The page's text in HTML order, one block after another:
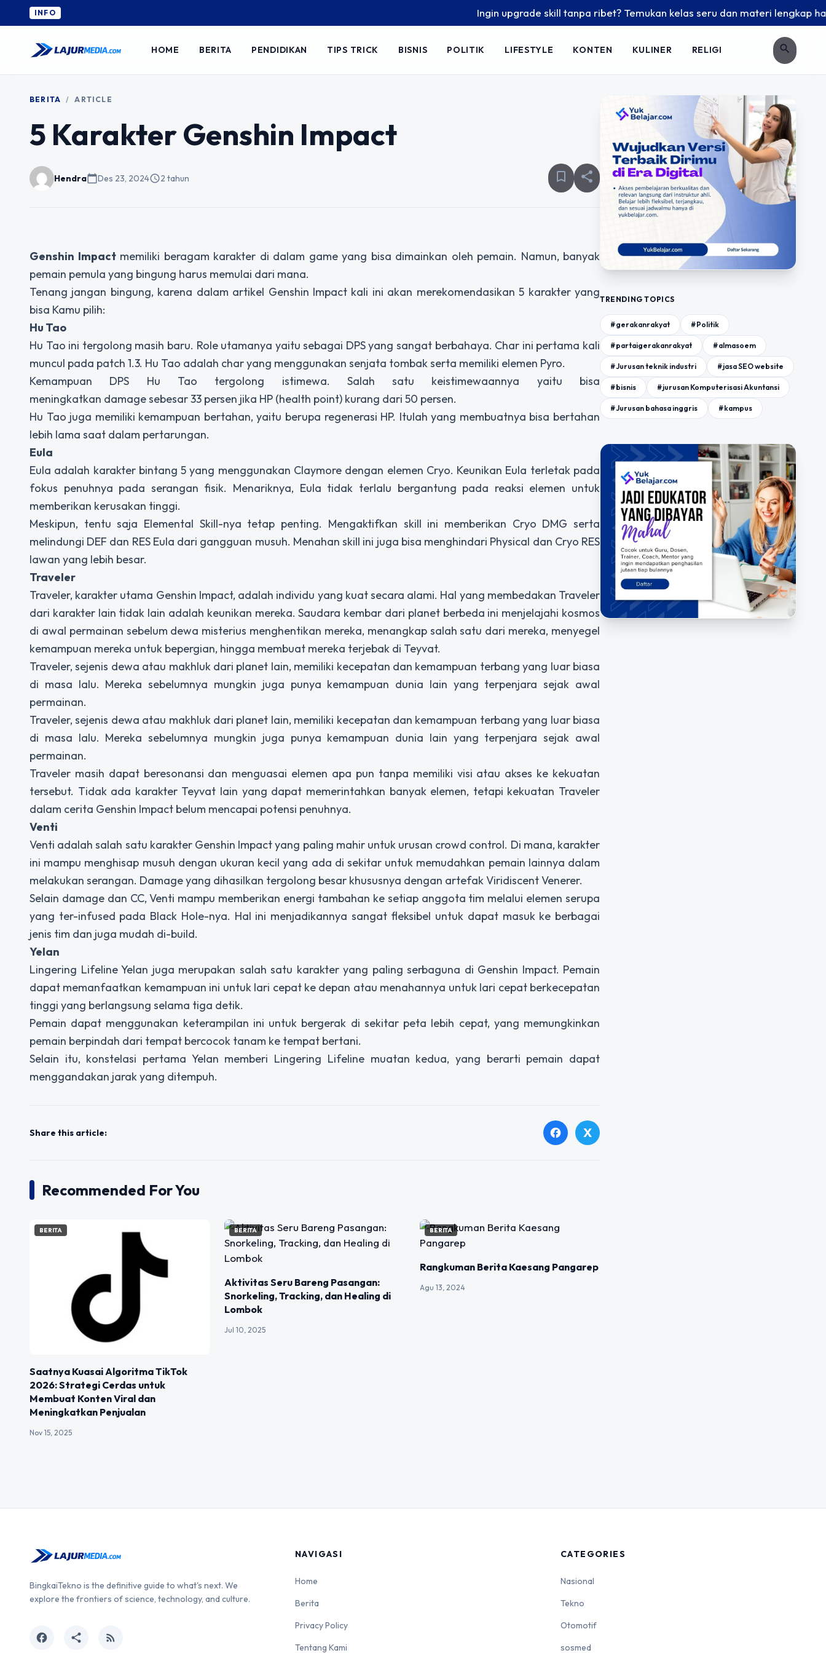
INFO Ingin upgrade skill tanpa ribet? Temukan kelas seru dan materi lengkap hanya
HOME BERITA PENDIDIKAN TIPS TRICK BISNIS POLITIK LIFESTYLE KONTEN KULINER RELIGI search
BERITA / ARTICLE
5 Karakter Genshin Impact
Hendracalendar_todayDes 23, 2024schedule2 tahun bookmark_border share
Genshin Impactmemiliki beragam karakter di dalam game yang bisa dimainkan oleh pemain. Namun, banyak
pemain pemula yang bingung harus memulai dari mana.
Tenang jangan bingung, karena dalam artikel Genshin Impact kali ini akan merekomendasikan 5 karakter yang
bisa Kamu pilih:
Hu Tao
Hu Tao ini tergolong masih baru. Role utamanya yaitu sebagai DPS yang sangat berbahaya. Char ini pertama kali
muncul pada patch 1.3. Hu Tao adalah char yang menggunakan senjata tombak serta memiliki elemen Pyro.
Kemampuan DPS Hu Tao tergolong istimewa. Salah satu keistimewaannya yaitu bisa
meningkatkan damage sebesar 33 persen jika HP (health point) kurang dari 50 persen.
Hu Tao juga memiliki kemampuan bertahan, yaitu berupa regenerasi HP. Itulah yang membuatnya bisa bertahan
lebih lama saat dalam pertarungan.
Eula
Eula adalah karakter bintang 5 yang menggunakan Claymore dengan elemen Cryo. Keunikan Eula terletak pada
fokus penuhnya pada serangan fisik. Menariknya, Eula tidak terlalu bergantung pada reaksi elemen untuk
memberikan kerusakan tinggi.
Meskipun, tentu saja Elemental Skill-nya tetap penting. Mengaktifkan skill ini memberikan Cryo DMG serta
melindungi DEF dan RES Eula dari gangguan musuh. Menahan skill ini juga bisa menghindari Physical dan Cryo RES
lawan yang lebih besar.
Traveler
Traveler, karakter utama Genshin Impact, adalah individu yang kuat secara alami. Hal yang membedakan Traveler
dari karakter lain tidak lain adalah keunikan mereka. Saudara kembar dari planet berbeda ini menjelajahi kosmos
di awal permainan sebelum dewa misterius menghentikan mereka, menangkap salah satu dari mereka, menyegel
kemampuan mereka untuk bepergian, hingga membuat mereka terjebak di Teyvat.
Traveler, sejenis dewa atau makhluk dari planet lain, memiliki kecepatan dan kemampuan terbang yang luar biasa
di masa lalu. Mereka sebelumnya mungkin juga punya kemampuan dunia lain yang terpenjara sejak awal
permainan.
Traveler, sejenis dewa atau makhluk dari planet lain, memiliki kecepatan dan kemampuan terbang yang luar biasa
di masa lalu. Mereka sebelumnya mungkin juga punya kemampuan dunia lain yang terpenjara sejak awal
permainan.
Traveler masih dapat beresonansi dan menguasai elemen apa pun tanpa memiliki visi atau akses ke kekuatan
tersebut. Tidak ada karakter Teyvat lain yang dapat memerintahkan banyak elemen, tetapi kekuatan Traveler
dalam cerita Genshin Impact belum mencapai potensi penuhnya.
Venti
Venti adalah salah satu karakter Genshin Impact yang paling mahir untuk urusan crowd control. Di mana, karakter
ini mampu menghisap musuh dengan ukuran kecil yang ada di sekitar untuk memudahkan pemain lainnya dalam
melakukan serangan. Damage yang dihasilkan tergolong besar khususnya dengan artefak Viridiscent Venerer.
Selain damage dan CC, Venti mampu memberikan energi tambahan ke setiap anggota tim melalui elemen serupa
yang ter-infused pada Black Hole-nya. Hal ini menjadikannya sangat fleksibel untuk dapat masuk ke berbagai
jenis tim dan juga mudah di-build.
Yelan
Lingering Lifeline Yelan juga merupakan salah satu karakter yang paling serbaguna di Genshin Impact. Pemain
dapat memanfaatkan kemampuan ini untuk lari cepat ke depan atau menahannya untuk lari cepat berkecepatan
tinggi yang berlangsung selama tiga detik.
Pemain dapat menggunakan keterampilan ini untuk bergerak di sekitar peta lebih cepat, yang memungkinkan
pemain berpindah dari tempat bercocok tanam ke tempat bertani.
Selain itu, konstelasi pertama Yelan memberi Lingering Lifeline muatan kedua, yang berarti pemain dapat
menggandakan jarak yang ditempuh.
Share this article: facebook X
Recommended For You
BERITA
Saatnya Kuasai Algoritma TikTok
2026: Strategi Cerdas untuk
Membuat Konten Viral dan
Meningkatkan Penjualan
Nov 15, 2025
BERITA
Aktivitas Seru Bareng Pasangan:
Snorkeling, Tracking, dan Healing di
Lombok
Jul 10, 2025
BERITA
Rangkuman Berita Kaesang Pangarep
Agu 13, 2024
TRENDING TOPICS
#gerakanrakyat #Politik
#partaigerakanrakyat #almasoem
#Jurusan teknik industri #jasa SEO website
#bisnis #jurusan Komputerisasi Akuntansi
#Jurusan bahasa inggris #kampus
BingkaiTekno is the definitive guide to what's next. We
explore the frontiers of science, technology, and culture.
facebook share rss_feed
NAVIGASI
Home
Berita
Privacy Policy
Tentang Kami
CATEGORIES
Nasional
Tekno
Otomotif
sosmed